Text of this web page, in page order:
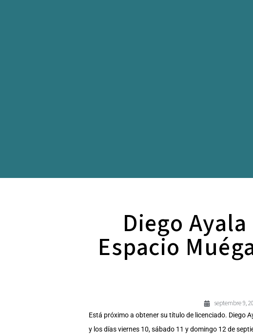
Diego
Espacio
septembre 9,
Está próximo a obtener su título de licenciado. Diego
y los días viernes 10, sábado 11 y domingo 12 de